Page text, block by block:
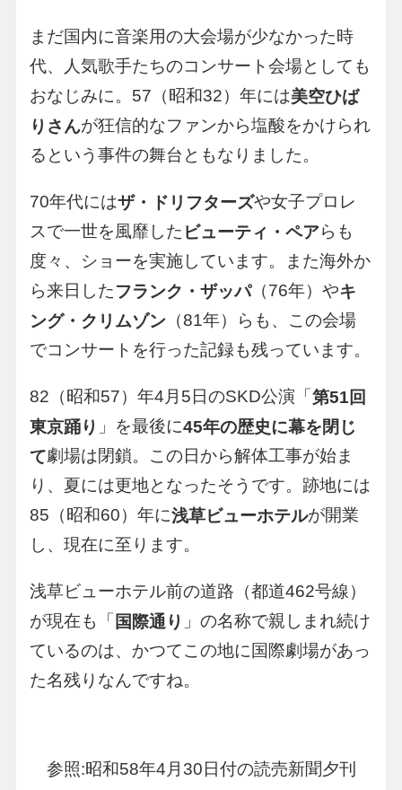
まだ国内に音楽用の大会場が少なかった時
代、人気歌手たちのコンサート会場としても
おなじみに。57（昭和32）年には美空ひば
りさんが狂信的なファンから塩酸をかけられ
るという事件の舞台ともなりました。
70年代にはザ・ドリフターズや女子プロレ
スで一世を風靡した ビューティ・ペアらも
度々、ショーを実施しています。また海外か
ら来日したフランク・ザッパ（76年）やキ
ング・クリムゾン （81年）らも、この会場
でコンサートを行った記録も残っています。
82（昭和57）年4月5日のSKD公演「 第51回
東京踊り 」を最後に45年の歴史に幕を閉じ
て劇場は閉鎖。この日から解体工事が始ま
り、夏には更地となったそうです。跡地には
85（昭和60）年に浅草ビューホテルが開業
し、現在に至ります。
浅草ビューホテル前の道路（都道462号線）
が現在も「 国際通り 」の名称で親しまれ続け
ているのは、かつてこの地に国際劇場があっ
た名残りなんですね。
参照:昭和58年4月30日付の読売新聞夕刊